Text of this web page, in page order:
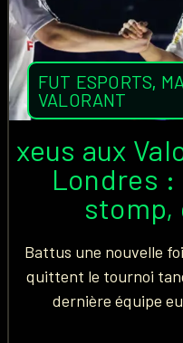
FUT ESPORTS,
VALORANT
xeus aux
Londres :
stomp,
Battus une nouvelle
quittent le tournoi
dernière équipe